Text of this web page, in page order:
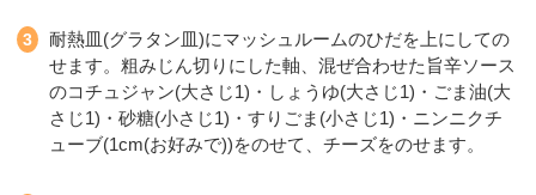
耐熱皿(グラタン皿)にマッシュルームのひだを上にしての
せます。粗みじん切りにした軸、混ぜ合わせた旨辛ソース
のコチュジャン(大さじ1)・しょうゆ(大さじ1)・ごま油(大
さじ1)・砂糖(小さじ1)・すりごま(小さじ1)・ニンニクチ
ューブ(1cm(お好みで))をのせて、チーズをのせます。